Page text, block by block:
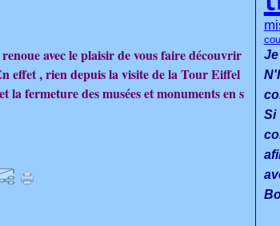
avec le plaisir de vous faire découvrir
effet , rien depuis la visite de la Tour Eiffel
la fermeture des musées et monuments en s
Si